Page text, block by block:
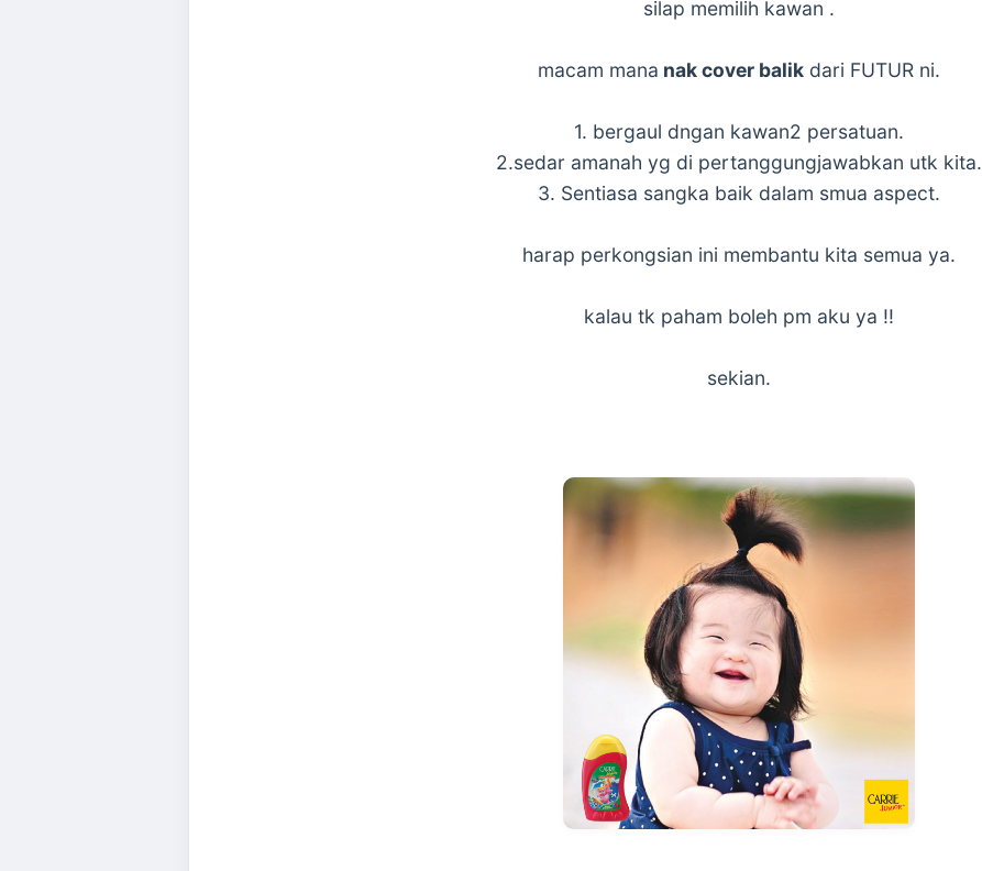
silap memilih kawan .
macam mana nak cover balik dari FUTUR ni.
1. bergaul dngan kawan2 persatuan.
2.sedar amanah yg di pertanggungjawabkan utk kita.
3. Sentiasa sangka baik dalam smua aspect.
harap perkongsian ini membantu kita semua ya.
kalau tk paham boleh pm aku ya !!
sekian.